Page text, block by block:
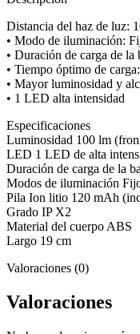
Distancia del haz de luz:
• Modo de iluminación:
• Duración de carga de
• Tiempo óptimo de
• Mayor luminosidad y
• 1 LED alta intensidad
Especificaciones
Luminosidad 100 lm
LED 1 LED de alta
Duración de carga de la
Modos de iluminación
Pila Ion litio 120 mAh
Grado IP X2
Material del cuerpo ABS
Largo 19 cm
Valoraciones (0)
Valoraciones